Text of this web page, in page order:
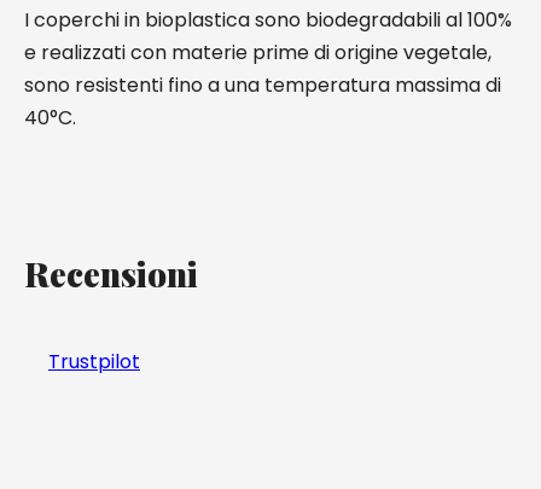
I coperchi in bioplastica sono biodegradabili al 100%
e realizzati con materie prime di origine vegetale,
sono resistenti fino a una temperatura massima di
40°C.
Recensioni
Trustpilot